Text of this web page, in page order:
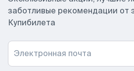
заботливые рекомендации от
Купибилета
Электронная почта